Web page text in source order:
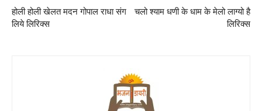
होली होली खेलत मदन गोपाल राधा संग
लिये लिरिक्स
चलो श्याम धणी के धाम के मेलो लाग्यो है
लिरिक्स